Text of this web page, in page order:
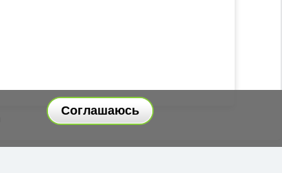
Соглашаюсь